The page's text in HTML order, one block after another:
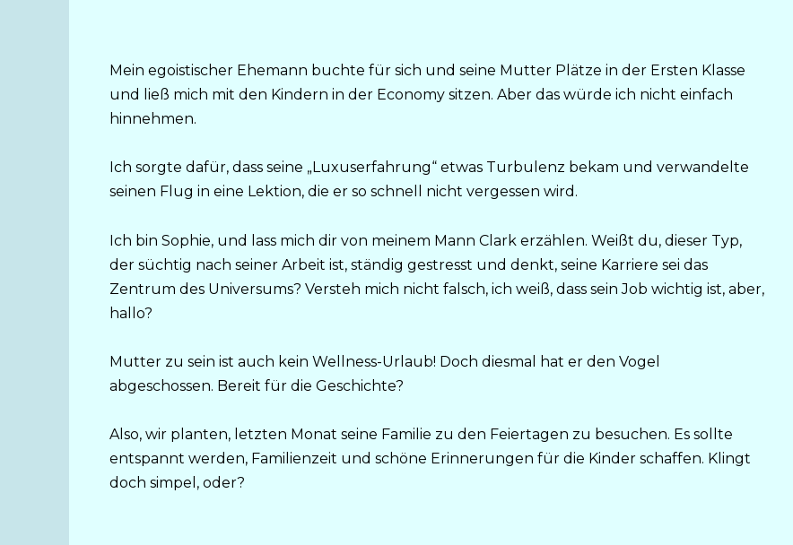
Mein egoistischer Ehemann buchte für sich und seine Mutter Plätze in der Ersten Klasse
und ließ mich mit den Kindern in der Economy sitzen. Aber das würde ich nicht einfach
hinnehmen.
Ich sorgte dafür, dass seine „Luxuserfahrung“ etwas Turbulenz bekam und verwandelte
seinen Flug in eine Lektion, die er so schnell nicht vergessen wird.
Ich bin Sophie, und lass mich dir von meinem Mann Clark erzählen. Weißt du, dieser Typ,
der süchtig nach seiner Arbeit ist, ständig gestresst und denkt, seine Karriere sei das
Zentrum des Universums? Versteh mich nicht falsch, ich weiß, dass sein Job wichtig ist, aber,
hallo?
Mutter zu sein ist auch kein Wellness-Urlaub! Doch diesmal hat er den Vogel
abgeschossen. Bereit für die Geschichte?
Also, wir planten, letzten Monat seine Familie zu den Feiertagen zu besuchen. Es sollte
entspannt werden, Familienzeit und schöne Erinnerungen für die Kinder schaffen. Klingt
doch simpel, oder?